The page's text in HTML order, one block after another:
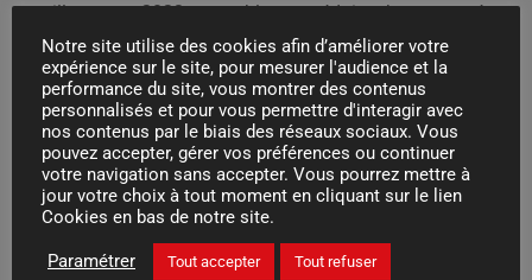
meilleures en 2023 et semblent se réduire chaque année
davantage. Rappelons au passage que leT-Roc
cabrioletsera prochainement supprimé et ne sera pas
remplacé. A ces niveaux de ventes, ce n’est même plus
vraiment rentable pour les marques.
Mais attention, les analystes de Dataforce ont décidé
séparer les marques jugées comme « généralistes »
de celles décrites comme « premium ». Or, si on regarde
Notre site utilise des cookies afin d’améliorer votre
expérience sur le site, pour mesurer l'audience et la
performance du site, vous montrer des contenus
personnalisés et pour vous permettre d'interagir avec
nos contenus par le biais des réseaux sociaux. Vous
pouvez accepter, gérer vos préférences ou continuer
votre navigation sans accepter. Vous pourrez mettre à
jour votre choix à tout moment en cliquant sur le lien
Cookies en bas de notre site.
Paramétrer Tout accepter Tout refuser